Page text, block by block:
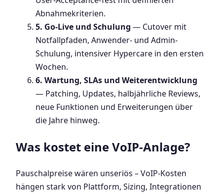
Abnahmekriterien.
5. Go-Live und Schulung — Cutover mit
Notfallpfaden, Anwender- und Admin-
Schulung, intensiver Hypercare in den ersten
Wochen.
6. Wartung, SLAs und Weiterentwicklung
— Patching, Updates, halbjährliche Reviews,
neue Funktionen und Erweiterungen über
die Jahre hinweg.
Was kostet eine VoIP-Anlage?
Pauschalpreise wären unseriös – VoIP-Kosten
hängen stark von Plattform, Sizing, Integrationen